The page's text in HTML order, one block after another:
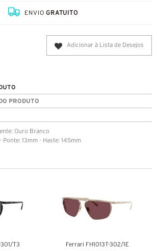
ENVIOGRATUITO
Adicionar à Lista de Desejos
PRODUTO
Ouro Branco
Ponte: 13mm - Haste: 145mm
301/T3 Ferrari FH1013T-302/1E